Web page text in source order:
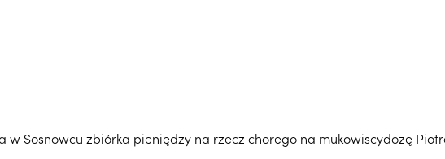
w Sosnowcu zbiórka pieniędzy na rzecz chorego na mukowiscydozę